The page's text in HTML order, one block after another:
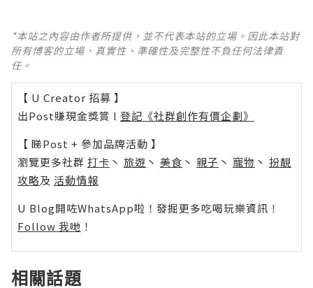
*本站之內容由作者所提供，並不代表本站的立場。因此本站對
所有博客的立場、真實性、準確性及完整性不負任何法律責
任。
【 U Creator 招募 】
出Post賺現金獎賞 l 登記《社群創作有價企劃》
【 睇Post + 參加品牌活動 】
瀏覽更多社群 打卡 丶 旅遊 丶 美食 丶 親子 丶 寵物 丶 扮靚
攻略及 活動情報
U Blog開咗WhatsApp啦！發掘更多吃喝玩樂資訊！
Follow 我哋 ！
相關話題